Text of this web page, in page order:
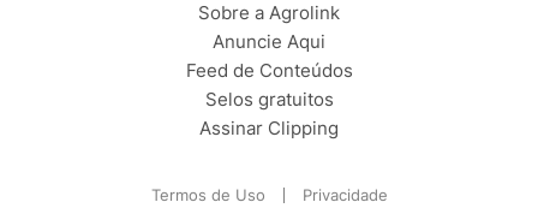
Sobre a Agrolink
Anuncie Aqui
Feed de Conteúdos
Selos gratuitos
Assinar Clipping
Termos de Uso Privacidade